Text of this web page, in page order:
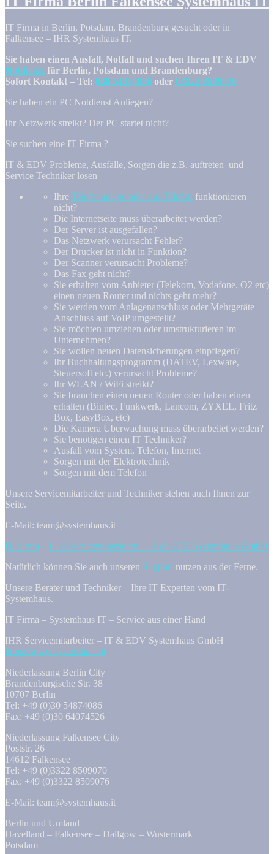
IT Firma in Berlin, Potsdam, Brandenburg gesucht oder in
Falkensee – IHR Systemhaus IT.
Sie haben einen Ausfall, Notfall und suchen Ihren IT & EDV
Notdienst für Berlin, Potsdam und Brandenburg?
Sofort Kontakt – Tel: 030 54874086 oder 03322 8509070
Sie haben ein PC Notdienst Anliegen?
Ihr Netzwerk streikt? Der PC startet nicht?
Sie suchen eine IT Firma ?
IT & EDV Probleme, Ausfälle, Sorgen die z.B. auftreten und
Service Techniker lösen
Ihre Telefonanlage oder das Telefon funktionieren
nicht?
Die Internetseite muss überarbeitet werden?
Der Server ist ausgefallen?
Das Netzwerk verursacht Fehler?
Der Drucker ist nicht in Funktion?
Der Scanner verursacht Probleme?
Das Fax geht nicht?
Sie erhalten vom Anbieter (Telekom, Vodafone, O2 etc)
einen neuen Router und nichts geht mehr?
Sie werden vom Anlagenanschluss oder Mehrgeräte –
Anschluss auf VoIP umgestellt?
Sie möchten umziehen oder umstrukturieren im
Unternehmen?
Sie wollen neuen Datensicherungen einpflegen?
Ihr Buchhaltungsprogramm (DATEV, Lexware,
Steuersoft etc.) verursacht Probleme?
Ihr WLAN / WiFi streikt?
Sie brauchen einen neuen Router oder haben einen
erhalten (Bintec, Funkwerk, Lancom, ZYXEL, Fritz
Box, EasyBox, etc)
Die Kamera Überwachung muss überarbeitet werden?
Sie benötigen einen IT Techniker?
Ausfall vom System, Telefon, Internet
Sorgen mit der Elektrotechnik
Sorgen mit dem Telefon
Unsere Servicemitarbeiter und Techniker stehen auch Ihnen zur
Seite.
E-Mail: team@systemhaus.it
IT Firma – IHR Servicemitarbeiter – IT & EDV Systemhaus GmbH
Natürlich können Sie auch unseren Support nutzen aus der Ferne.
Unsere Berater und Techniker – Ihre IT Experten vom IT-
Systemhaus.
IT Firma – Systemhaus IT – Service aus einer Hand
IHR Servicemitarbeiter – IT & EDV Systemhaus GmbH
https://www.systemhaus.it
Niederlassung Berlin City
Brandenburgische Str. 38
10707 Berlin
Tel: +49 (0)30 54874086
Fax: +49 (0)30 64074526
Niederlassung Falkensee City
Poststr. 26
14612 Falkensee
Tel: +49 (0)3322 8509070
Fax: +49 (0)3322 8509076
E-Mail: team@systemhaus.it
Berlin und Umland
Havelland – Falkensee – Dallgow – Wustermark
Potsdam